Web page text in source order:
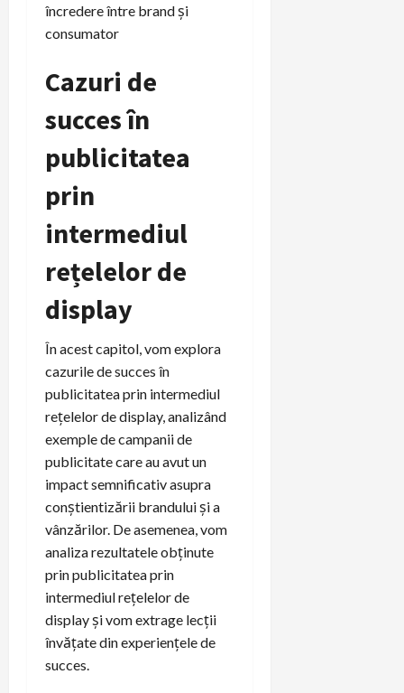
încredere între brand și
consumator
Cazuri de
succes în
publicitatea
prin
intermediul
rețelelor de
display
În acest capitol, vom explora
cazurile de succes în
publicitatea prin intermediul
rețelelor de display, analizând
exemple de campanii de
publicitate care au avut un
impact semnificativ asupra
conștientizării brandului și a
vânzărilor. De asemenea, vom
analiza rezultatele obținute
prin publicitatea prin
intermediul rețelelor de
display și vom extrage lecții
învățate din experiențele de
succes.